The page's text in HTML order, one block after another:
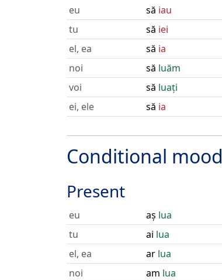
eu să iau
tu
să iei
el, ea
să ia
noi
să luăm
voi
să luați
ei, ele
să ia
Conditional mood
Present
eu aș lua
tu
ai lua
el, ea
ar lua
noi
am lua